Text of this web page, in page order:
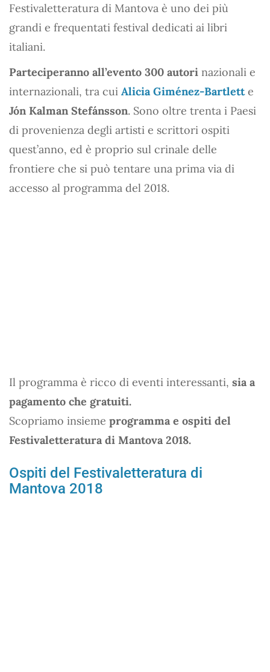
Festivaletteratura di Mantova è uno dei più
grandi e frequentati festival dedicati ai libri
italiani.
Parteciperanno all’evento 300 autori nazionali e
internazionali, tra cui Alicia Giménez-Bartlette
Jón Kalman Stefánsson. Sono oltre trenta i Paesi
di provenienza degli artisti e scrittori ospiti
quest’anno, ed è proprio sul crinale delle
frontiere che si può tentare una prima via di
accesso al programma del 2018.
Il programma è ricco di eventi interessanti, sia a
pagamento che gratuiti.
Scopriamo insieme programma e ospiti del
Festivaletteratura di Mantova 2018.
Ospiti del Festivaletteratura di
Mantova 2018